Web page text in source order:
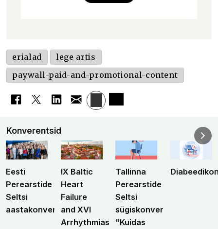
erialad
lege artis
paywall-paid-and-promotional-content
Konverentsid
Eesti
Perearstide
Seltsi
aastakonverents
IX Baltic
Heart
Failure
and XVI
Arrhythmias
Tallinna
Perearstide
Seltsi
sügiskonverents
"Kuidas